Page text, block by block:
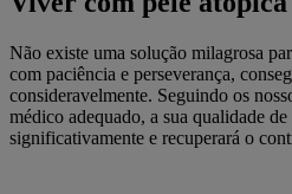
Não existe uma solução milagrosa
com paciência e perseverança,
consideravelmente. Seguindo os
médico adequado, a sua qualidade
significativamente e recuperará o